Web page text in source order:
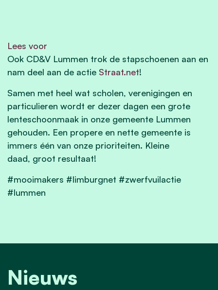
Lees voor
Ook CD&V Lummen trok de stapschoenen aan en
nam deel aan de actie Straat.net!
Samen met heel wat scholen, verenigingen en
particulieren wordt er dezer dagen een grote
lenteschoonmaak in onze gemeente Lummen
gehouden. Een propere en nette gemeente is
immers één van onze prioriteiten. Kleine
daad, groot resultaat!
#mooimakers #limburgnet #zwerfvuilactie
#lummen
Nieuws